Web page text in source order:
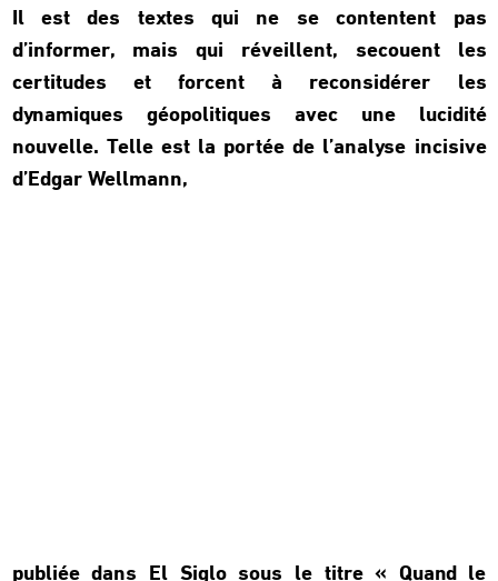
Il est des textes qui ne se contentent pas
d’informer, mais qui réveillent, secouent les
certitudes et forcent à reconsidérer les
dynamiques géopolitiques avec une lucidité
nouvelle. Telle est la portée de l’analyse incisive
d’Edgar Wellmann,